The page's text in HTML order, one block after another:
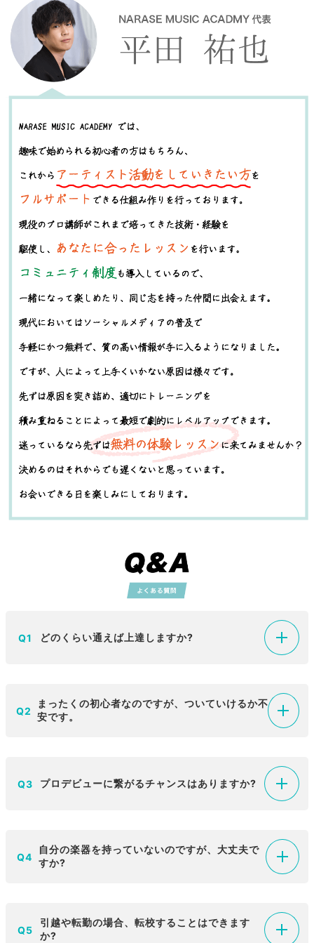
Q1 どのくらい通えば上達しますか?
Q2
まったくの初心者なのですが、ついていけるか不
安です。
Q3 プロデビューに繋がるチャンスはありますか?
Q4
自分の楽器を持っていないのですが、大丈夫で
すか?
Q5
引越や転勤の場合、転校することはできます
か?